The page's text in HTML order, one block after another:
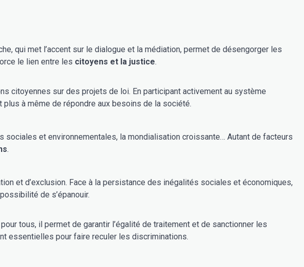
le lien entre les citoyens et la justice.
citoyennes sur des projets de loi. En participant activement au système
à même de répondre aux besoins de la société.
.
sociales et économiques,
de s’épanouir.
tous, il permet de garantir l’égalité de traitement et de sanctionner les
sont essentielles pour faire reculer les discriminations.